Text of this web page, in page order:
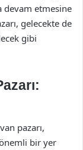
devam etmesine
gelecekte de
gibi
pazarı,
bir yer